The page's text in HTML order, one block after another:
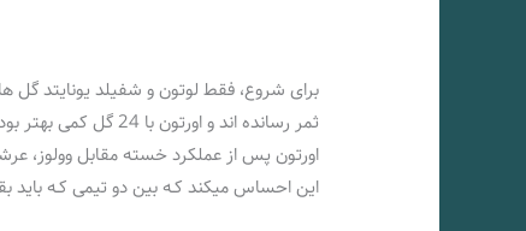
ثمر رسانده اند و
اورتون پس از عملکرد خسته مقابل وولوز،
این احساس میکند کـه بین دو تیمی کـه باید